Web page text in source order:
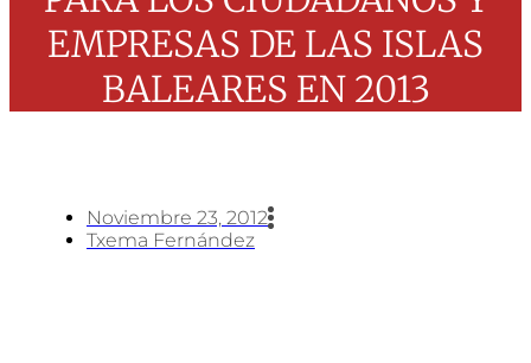
EMPRESAS DE LAS ISLAS
BALEARES EN 2013
Noviembre 23, 2012
Txema Fernández